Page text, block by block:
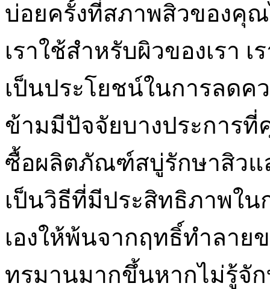
บ่อยครั้งที่สภาพสิวของคุ
เราใช้สำหรับผิวของเรา
เป็นประโยชน์ในการลดค
ข้ามมีปัจจัยบางประการ
ซื้อผลิตภัณฑ์สบู่รักษาสิวแ
เป็นวิธีที่มีประสิทธิภาพใ
เองให้พ้นจากฤทธิ์ทำลา
ทรมานมากขึ้นหากไม่รู้จัก